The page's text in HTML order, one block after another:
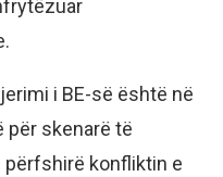
i BE-së është në
për skenarë të
përfshirë konfliktin e